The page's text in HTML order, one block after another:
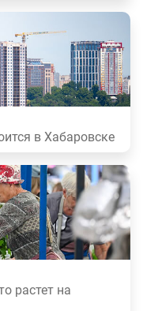
в Хабаровске
растет на